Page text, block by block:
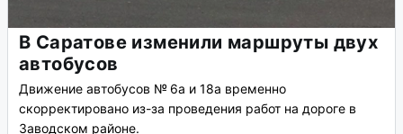
В Саратове изменили маршруты двух
автобусов
Движение автобусов № 6а и 18а временно
скорректировано из-за проведения работ на дороге в
Заводском районе.